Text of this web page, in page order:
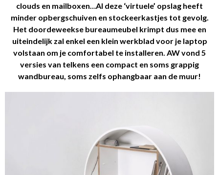
clouds en mailboxen…Al deze ‘virtuele’ opslag heeft
minder opbergschuiven en stockeerkastjes tot gevolg.
Het doordeweekse bureaumeubel krimpt dus mee en
uiteindelijk zal enkel een klein werkblad voor je laptop
volstaan om je comfortabel te installeren. AW vond 5
versies van telkens een compact en soms grappig
wandbureau, soms zelfs ophangbaar aan de muur!